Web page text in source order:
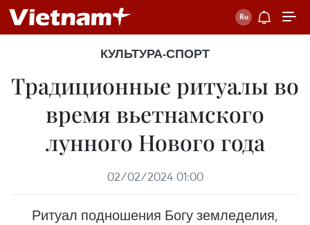
КУЛЬТУРА-СПОРТ
Традиционные ритуалы во
время вьетнамского
лунного Нового года
02/02/2024 01:00
Ритуал подношения Богу земледелия,